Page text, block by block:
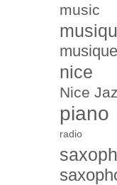
music
nice
Nice
piano
radio